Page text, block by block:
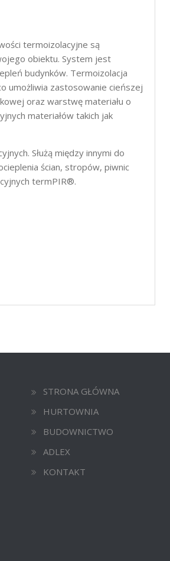
termoizolacyjne są
obiektu. System jest
budynków. Termoizolacja
umożliwia zastosowanie cieńszej
oraz warstwę materiału o
materiałów takich jak
Służą między innymi do
ścian, stropów, piwnic
termPIR®​.
STRONA GŁÓWNA
HURTOWNIA
BUDOWNICTWO
ADLEX
KONTAKT